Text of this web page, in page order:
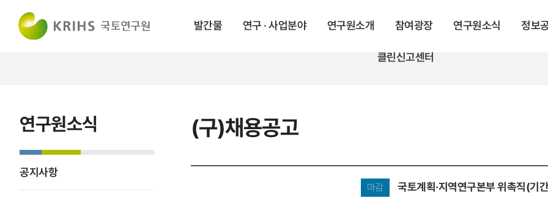
발간물 연구 · 사업분야 연구원소개 참여광장 연구원소식 정보
클린신고센터
(구)채용공고
연구원소식
공지사항
마감 국토계획·지역연구본부 위촉직(기